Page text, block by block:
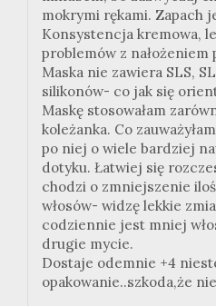
mokrymi rękami. Zapach
Konsystencja kremowa,
problemów z nałożeniem
Maska nie zawiera SLS,
silikonów- co jak się
Maskę stosowałam
koleżanka. Co
po niej o wiele bardziej
dotyku. Łatwiej się
chodzi o zmniejszenie
włosów- widzę lekkie
codziennie jest mniej
drugie mycie.
Dostaje odemnie +4
opakowanie..szkoda,że